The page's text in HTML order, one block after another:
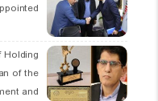
Holding
of the
and